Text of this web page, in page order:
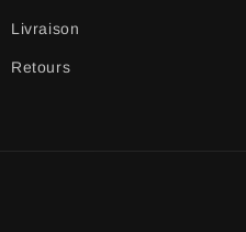
Livraison
Retours